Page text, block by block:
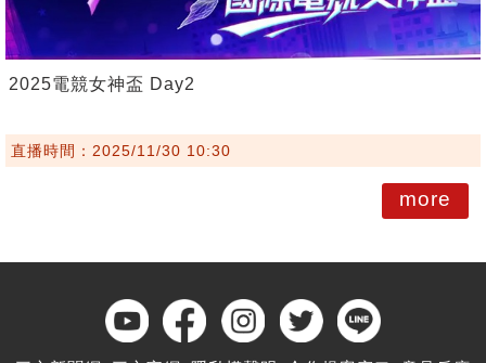
2025電競女神盃 Day2
直播時間：2025/11/30 10:30
more